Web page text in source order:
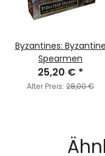
Byzantines: Byzantine
Spearmen
25,20 € *
Alter Preis: 28,00 €